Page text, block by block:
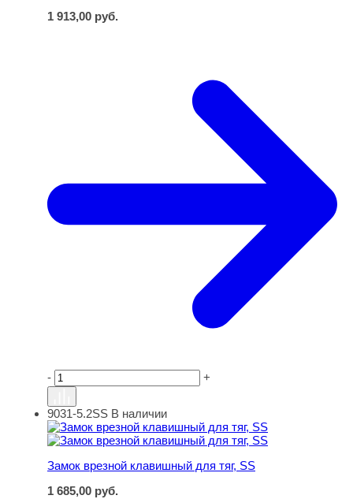
1 913,00 руб.
- +
Замок врезной клавишный для тяг, SS
9031-5.2SS В наличии
Замок врезной клавишный для тяг, SS
1 685,00 руб.